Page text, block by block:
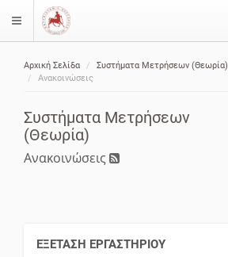
$langMenu
Αρχική Σελίδα Συστήματα Μετρήσεων (Θεωρία)
Ανακοινώσεις
Συστήματα Μετρήσεων
(Θεωρία)
Ανακοινώσεις
ΕΞΕΤΑΣΗ ΕΡΓΑΣΤΗΡΙΟΥ